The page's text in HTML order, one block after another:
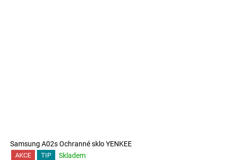
Samsung A02s Ochranné sklo YENKEE
AKCE TIP Skladem